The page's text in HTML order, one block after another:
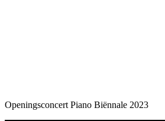
Openingsconcert Piano Biënnale 2023